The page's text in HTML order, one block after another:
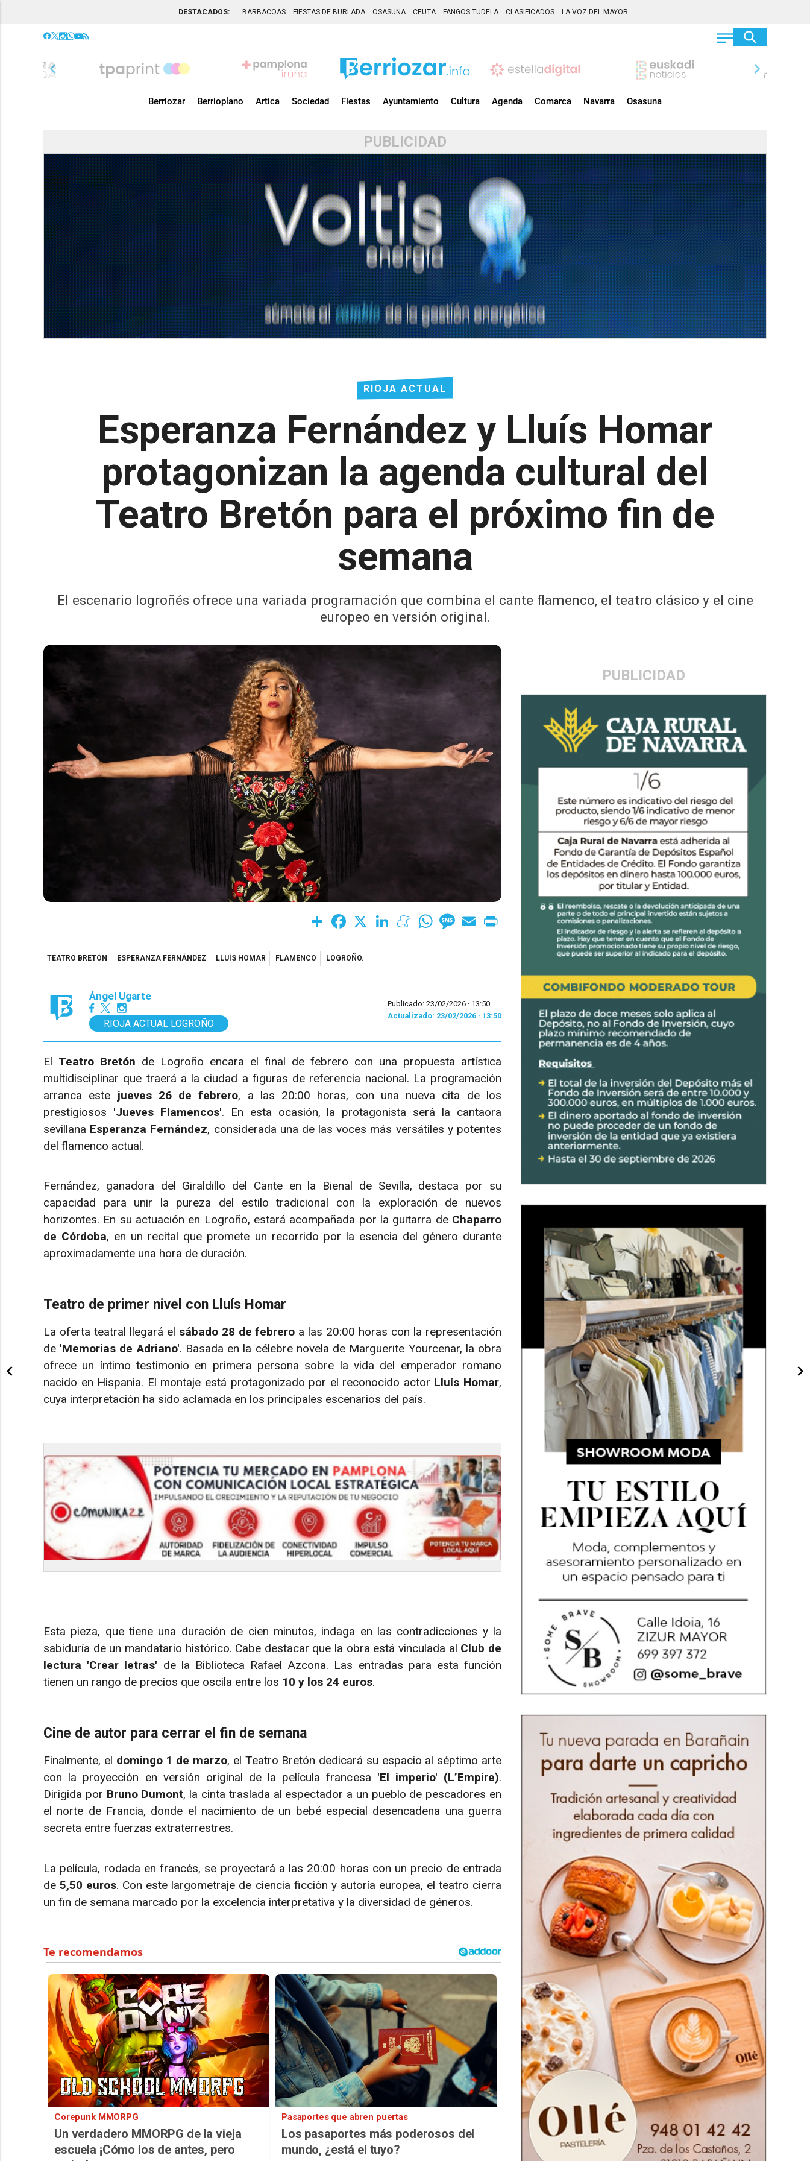
DESTACADOS: BARBACOAS FIESTAS DE BURLADA OSASUNA CEUTA FANGOS TUDELA CLASIFICADOS LA VOZ DEL MAYOR
chevron_left chevron_right
Berriozar Berrioplano Artica Sociedad Fiestas Ayuntamiento Cultura Agenda Comarca Navarra Osasuna
PUBLICIDAD
RIOJA ACTUAL
Esperanza Fernández y Lluís Homar
protagonizan la agenda cultural del
Teatro Bretón para el próximo fin de
semana
El escenario logroñés ofrece una variada programación que combina el cante flamenco, el teatro clásico y el cine
europeo en versión original.
PUBLICIDAD
Share Facebook LinkedInMeneameWhatsAppMessage
Email
TEATRO BRETÓN ESPERANZA FERNÁNDEZ LLUÍS HOMAR FLAMENCO LOGROÑO.
Ángel Ugarte
RIOJA ACTUAL LOGROÑO
Publicado: 23/02/2026 · 13:50
Actualizado: 23/02/2026 · 13:50
El Teatro Bretón de Logroño encara el final de febrero con una propuesta artística
multidisciplinar que traerá a la ciudad a figuras de referencia nacional. La programación
arranca este jueves 26 de febrero, a las 20:00 horas, con una nueva cita de los
prestigiosos 'Jueves Flamencos'. En esta ocasión, la protagonista será la cantaora
sevillana Esperanza Fernández, considerada una de las voces más versátiles y potentes
del flamenco actual.
Fernández, ganadora del Giraldillo del Cante en la Bienal de Sevilla, destaca por su
capacidad para unir la pureza del estilo tradicional con la exploración de nuevos
horizontes. En su actuación en Logroño, estará acompañada por la guitarra de Chaparro
de Córdoba, en un recital que promete un recorrido por la esencia del género durante
aproximadamente una hora de duración.
Teatro de primer nivel con Lluís Homar
La oferta teatral llegará el sábado 28 de febrero a las 20:00 horas con la representación
de 'Memorias de Adriano'. Basada en la célebre novela de Marguerite Yourcenar, la obra
ofrece un íntimo testimonio en primera persona sobre la vida del emperador romano
nacido en Hispania. El montaje está protagonizado por el reconocido actor Lluís Homar,
cuya interpretación ha sido aclamada en los principales escenarios del país.
Esta pieza, que tiene una duración de cien minutos, indaga en las contradicciones y la
sabiduría de un mandatario histórico. Cabe destacar que la obra está vinculada al Club de
lectura 'Crear letras' de la Biblioteca Rafael Azcona. Las entradas para esta función
tienen un rango de precios que oscila entre los 10 y los 24 euros.
Cine de autor para cerrar el fin de semana
Finalmente, el domingo 1 de marzo, el Teatro Bretón dedicará su espacio al séptimo arte
con la proyección en versión original de la película francesa 'El imperio' (L’Empire).
Dirigida por Bruno Dumont, la cinta traslada al espectador a un pueblo de pescadores en
el norte de Francia, donde el nacimiento de un bebé especial desencadena una guerra
secreta entre fuerzas extraterrestres.
La película, rodada en francés, se proyectará a las 20:00 horas con un precio de entrada
de5,50 euros. Con este largometraje de ciencia ficción y autoría europea, el teatro cierra
un fin de semana marcado por la excelencia interpretativa y la diversidad de géneros.
Corepunk MMORPG
Un verdadero MMORPG de la vieja
escuela ¡Cómo los de antes, pero
Pasaportes que abren puertas
Los pasaportes más poderosos del
mundo, ¿está el tuyo?